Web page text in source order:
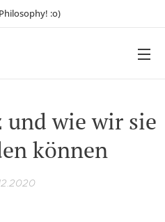
:o)
und wie wir sie
können